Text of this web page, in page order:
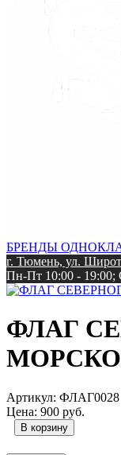
БРЕНДЫ
г. Тюмень, ул.
Пн-Пт 10:00 - 19:00;
ФЛАГ
Артикул: ФЛАГ0028
Цена: 900 руб.